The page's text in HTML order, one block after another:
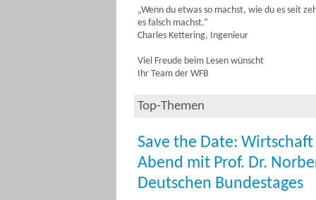
„Wenn du etwas so machst, wie du es seit
es falsch machst.“
Charles Kettering, Ingenieur
Viel Freude beim Lesen wünscht
Ihr Team der WFB
Top-Themen
Save the Date:
Abend mit Prof. Dr.
Deutschen Bundestages